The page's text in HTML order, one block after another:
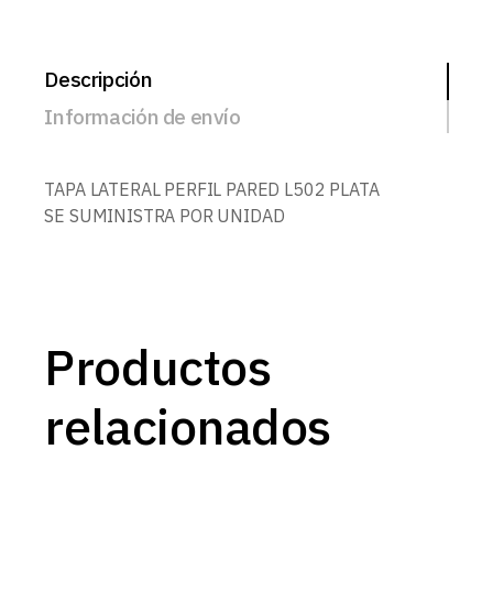
Descripción
Información de envío
TAPA LATERAL PERFIL PARED L502 PLATA
SE SUMINISTRA POR UNIDAD
Productos
relacionados